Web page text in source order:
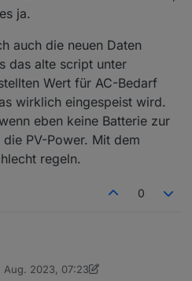
sauber aktualisiert.
Logik, da mit alten
wird.
alten Script (0.5.2)
X_Unknown_12 ersetzt und es
definitiv dem Wert, der in der
für den Leistungsbedarf am AC
wird.
ja.
auch die neuen Daten
das alte script unter
Wert für AC-Bedarf
wirklich eingespeist wird.
eben keine Batterie zur
PV-Power. Mit dem
regeln.
0
Ihr müsst auf das neue Script,
ich auch die neuen Daten
Aug. 2023, 07:23
von mattenausohz